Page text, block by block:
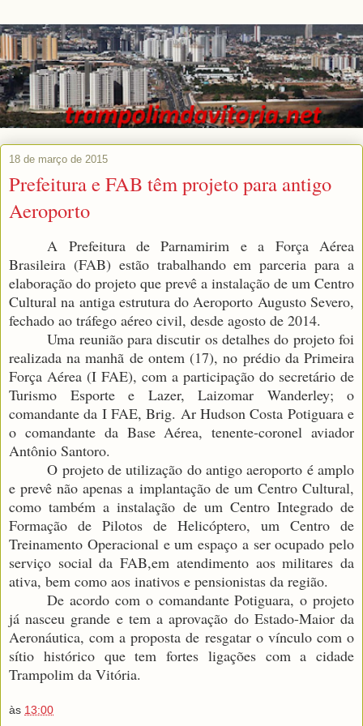
18 de março de 2015
Prefeitura e FAB têm projeto para antigo
Aeroporto
A Prefeitura de Parnamirim e a Força Aérea
Brasileira (FAB) estão trabalhando em parceria para a
elaboração do projeto que prevê a instalação de um Centro
Cultural na antiga estrutura do Aeroporto Augusto Severo,
fechado ao tráfego aéreo civil, desde agosto de 2014.
Uma reunião para discutir os detalhes do projeto foi
realizada na manhã de ontem (17), no prédio da Primeira
Força Aérea (I FAE), com a participação do secretário de
Turismo Esporte e Lazer, Laizomar Wanderley; o
comandante da I FAE, Brig. Ar Hudson Costa Potiguara e
o comandante da Base Aérea, tenente-coronel aviador
Antônio Santoro.
O projeto de utilização do antigo aeroporto é amplo
e prevê não apenas a implantação de um Centro Cultural,
como também a instalação de um Centro Integrado de
Formação de Pilotos de Helicóptero, um Centro de
Treinamento Operacional e um espaço a ser ocupado pelo
serviço social da FAB,em atendimento aos militares da
ativa, bem como aos inativos e pensionistas da região.
De acordo com o comandante Potiguara, o projeto
já nasceu grande e tem a aprovação do Estado-Maior da
Aeronáutica, com a proposta de resgatar o vínculo com o
sítio histórico que tem fortes ligações com a cidade
Trampolim da Vitória.
às 13:00